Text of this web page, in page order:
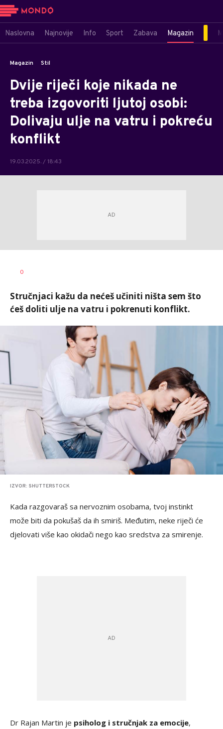
Naslovna Najnovije Info Sport Zabava Magazin
Magazin Stil
Dvije riječi koje nikada ne
treba izgovoriti ljutoj osobi:
Dolivaju ulje na vatru i pokreću
konflikt
19.03.2025. / 18:43
AUTOR
0
Stručnjaci kažu da nećeš učiniti ništa sem što
ćeš doliti ulje na vatru i pokrenuti konflikt.
IZVOR: SHUTTERSTOCK
Kada razgovaraš sa nervoznim osobama, tvoj instinkt
može biti da pokušaš da ih smiriš. Međutim, neke riječi će
djelovati više kao okidači nego kao sredstva za smirenje.
Dr Rajan Martin je psiholog i stručnjak za emocije,